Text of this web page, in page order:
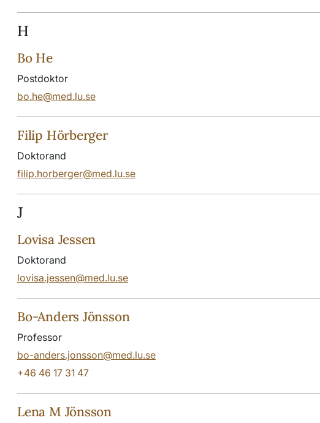
H
Bo He
Postdoktor
bo.he@med.lu.se
Filip Hörberger
Doktorand
filip.horberger@med.lu.se
J
Lovisa Jessen
Doktorand
lovisa.jessen@med.lu.se
Bo-Anders Jönsson
Professor
bo-anders.jonsson@med.lu.se
+46 46 17 31 47
Lena M Jönsson